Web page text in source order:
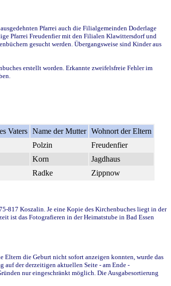
Pfarrei auch die Filialgemeinden Doderlage
Pfarrei Freudenfier mit den Filialen Klawittersdorf und
gesucht werden. Übergangsweise sind Kinder aus
erstellt worden. Erkannte zweifelsfreie Fehler im
Vaters Name der Mutter Wohnort der Eltern
Polzin
Freudenfier
Korn
Jagdhaus
Radke Zippnow
817 Koszalin. Je eine Kopie des Kirchenbuches liegt in der
ist das Fotografieren in der Heimatstube in Bad Essen
Eltern die Geburt nicht sofort anzeigen konnten, wurde das
auf der derzeitigen aktuellen Seite - am Ende -
nur eingeschränkt möglich. Die Ausgabesortierung